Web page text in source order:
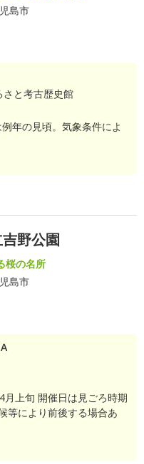
島市
と考古歴史館
年の見頃。気象条件によ
吉野公園
桜の名所
島市
上旬 開催日は見ごろ時期
等により前後する場合あ